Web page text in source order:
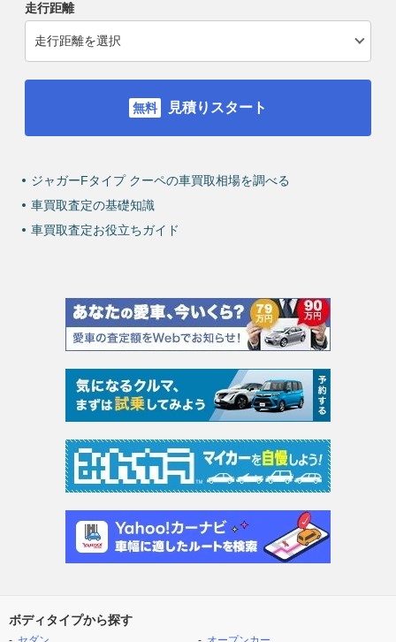
走行距離
見積りスタート
ジャガーFタイプ クーペの車買取相場を調べる
車買取査定の基礎知識
車買取査定お役立ちガイド
ボディタイプから探す